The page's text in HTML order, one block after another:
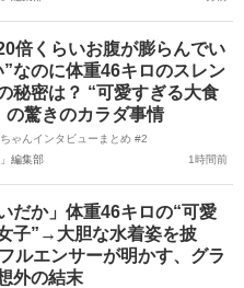
倍くらいお腹が膨らんでい
”なのに体重46キロのスレン
秘密は？ “可愛すぎる大食
の驚きのカラダ事情
ゃんインタビューまとめ #2
編集部
1時間前
だか」体重46キロの“可愛
子”→大胆な水着姿を披
ルエンサーが明かす、グラ
外の結末